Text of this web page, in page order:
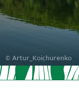
© Artur_Koichurenko